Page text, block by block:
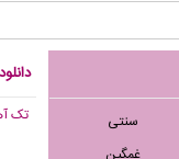
سنتی
غمگین
تک